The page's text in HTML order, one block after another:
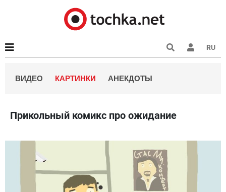
RU
ВИДЕО КАРТИНКИ АНЕКДОТЫ
Прикольный комикс про ожидание